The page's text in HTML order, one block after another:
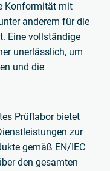
Konformität mit
anderem für die
Eine vollständige
unerlässlich, um
und die
Prüflabor bietet
zur
gemäß EN/IEC
den gesamten